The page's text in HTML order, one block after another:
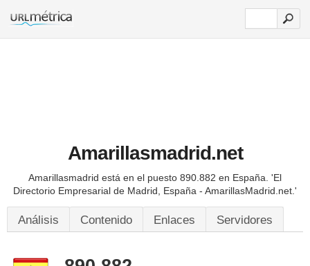
Amarillasmadrid.net
Amarillasmadrid está en el puesto 890.882 en España. 'El
Directorio Empresarial de Madrid, España - AmarillasMadrid.net.'
Análisis Contenido Enlaces Servidores